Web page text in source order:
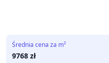
Średnia cena za m²
9768 zł